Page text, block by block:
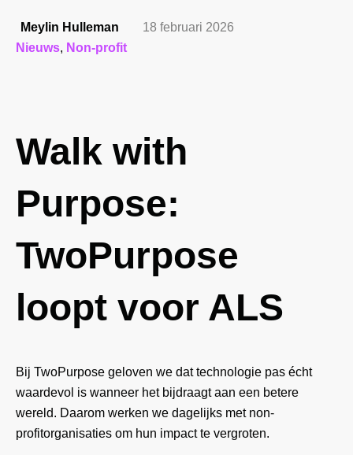
Meylin Hulleman
18 februari 2026
Nieuws, Non-profit
Walk with
Purpose:
TwoPurpose
loopt voor ALS
Bij TwoPurpose geloven we dat technologie pas écht
waardevol is wanneer het bijdraagt aan een betere
wereld. Daarom werken we dagelijks met non-
profitorganisaties om hun impact te vergroten.